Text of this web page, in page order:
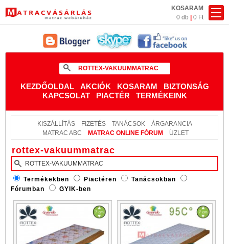
KOSARAM
0 db
0 Ft
KEZDŐOLDAL AKCIÓK KOSARAM
BIZTONSÁG
KAPCSOLAT
PIACTÉR TERMÉKEINK
KISZÁLLÍTÁS FIZETÉS TANÁCSOK
ÁRGARANCIA
MATRAC ABC
MATRAC ONLINE FÓRUM ÜZLET
rottex-vakuummatrac
Termékekben Piactéren
Tanácsokban
Fórumban
GYIK-ben